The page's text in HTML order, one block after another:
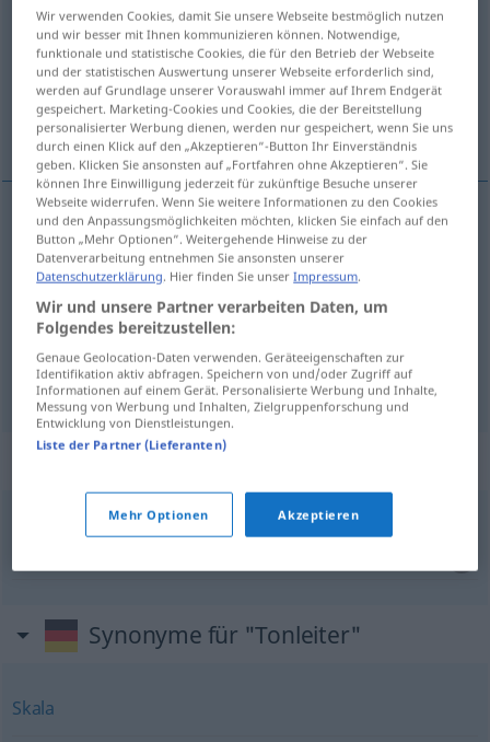
Tonleiterf
Übersicht aller Übersetzungen
(Für mehr Details die Übersetzung anklicken/antippen)
scale, gamut, sol-fa
scale Tonleiter MUS
gamut Tonleiter MUS
sol-fa Tonleiter MUS
Beispielsätze für "Tonleiter"
chromatische Tonleiter
Synonyme für "Tonleiter"
Skala
Wir verwenden Cookies, damit Sie unsere Webseite bestmöglich nutzen
und wir besser mit Ihnen kommunizieren können. Notwendige,
funktionale und statistische Cookies, die für den Betrieb der Webseite
und der statistischen Auswertung unserer Webseite erforderlich sind,
werden auf Grundlage unserer Vorauswahl immer auf Ihrem Endgerät
gespeichert. Marketing-Cookies und Cookies, die der Bereitstellung
personalisierter Werbung dienen, werden nur gespeichert, wenn Sie uns
durch einen Klick auf den „Akzeptieren“-Button Ihr Einverständnis
geben. Klicken Sie ansonsten auf „Fortfahren ohne Akzeptieren“. Sie
können Ihre Einwilligung jederzeit für zukünftige Besuche unserer
Webseite widerrufen. Wenn Sie weitere Informationen zu den Cookies
und den Anpassungsmöglichkeiten möchten, klicken Sie einfach auf den
Button „Mehr Optionen“. Weitergehende Hinweise zu der
Datenverarbeitung entnehmen Sie ansonsten unserer
Datenschutzerklärung. Hier finden Sie unserImpressum.
Wir und unsere Partner verarbeiten Daten, um
Folgendes bereitzustellen:
Genaue Geolocation-Daten verwenden. Geräteeigenschaften zur
Identifikation aktiv abfragen. Speichern von und/oder Zugriff auf
Informationen auf einem Gerät. Personalisierte Werbung und Inhalte,
Messung von Werbung und Inhalten, Zielgruppenforschung und
Entwicklung von Dienstleistungen.
Liste der Partner (Lieferanten)
Mehr Optionen Akzeptieren